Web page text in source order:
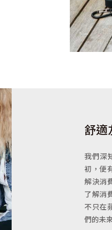
舒適
我們深
初，便
解決消
了解消
不只在
們的未